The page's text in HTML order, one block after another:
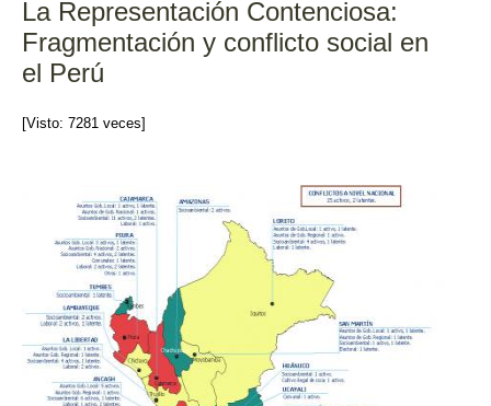
o
k
La Representación Contenciosa:
Fragmentación y conflicto social en
el Perú
[Visto: 7281 veces]